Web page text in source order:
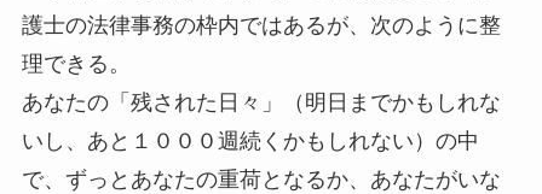
護士の法律事務の枠内ではあるが、次のように整
理できる。
あなたの「残された日々」（明日までかもしれな
いし、あと１０００週続くかもしれない）の中
で、ずっとあなたの重荷となるか、あなたがいな